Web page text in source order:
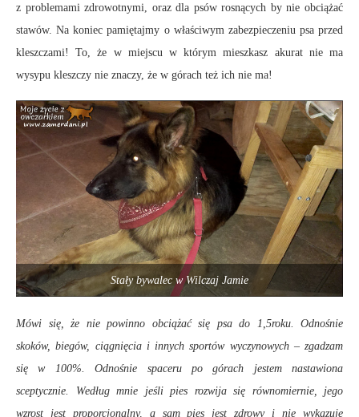
z problemami zdrowotnymi, oraz dla psów rosnących by nie obciążać
stawów. Na koniec pamiętajmy o właściwym zabezpieczeniu psa przed
kleszczami! To, że w miejscu w którym mieszkasz akurat nie ma
wysypu kleszczy nie znaczy, że w górach też ich nie ma!
Stały bywalec w Wilczaj Jamie
Mówi się, że nie powinno obciążać się psa do 1,5roku. Odnośnie
skoków, biegów, ciągnięcia i innych sportów wyczynowych – zgadzam
się w 100%. Odnośnie spaceru po górach jestem nastawiona
sceptycznie. Według mnie jeśli pies rozwija się równomiernie, jego
wzrost jest proporcjonalny, a sam pies jest zdrowy i nie wykazuje